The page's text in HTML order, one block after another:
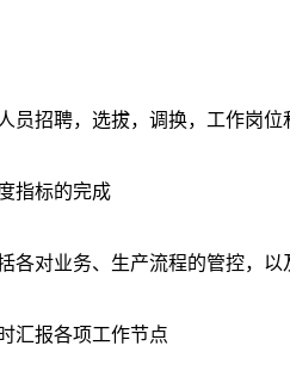
员招聘，选拔，调换，工作岗
指标的完成
各对业务、生产流程的管控，以
汇报各项工作节点